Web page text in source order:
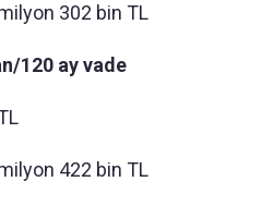
302 bin TL
120 ay vade
422 bin TL